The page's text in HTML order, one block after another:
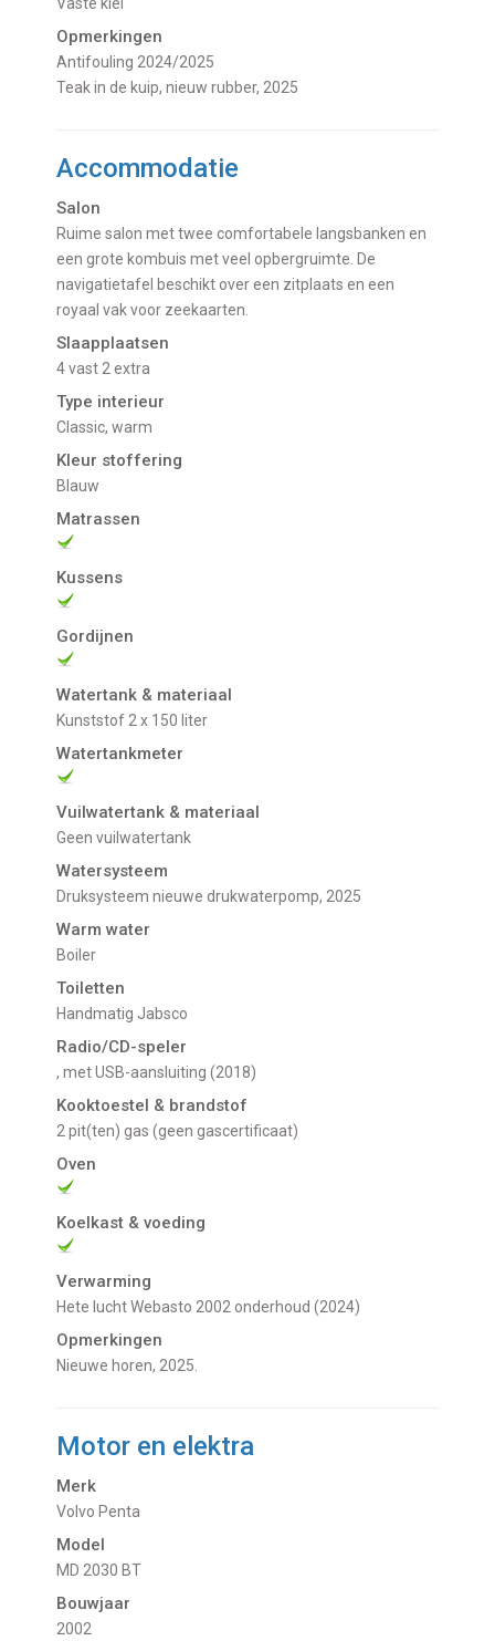
Opmerkingen
Antifouling 2024/2025
Teak in de kuip, nieuw rubber, 2025
Accommodatie
Salon
Ruime salon met twee comfortabele langsbanken en
een grote kombuis met veel opbergruimte. De
navigatietafel beschikt over een zitplaats en een
royaal vak voor zeekaarten.
Slaapplaatsen
4 vast 2 extra
Type interieur
Classic, warm
Kleur stoffering
Blauw
Matrassen
Kussens
Gordijnen
Watertank & materiaal
Kunststof 2 x 150 liter
Watertankmeter
Vuilwatertank & materiaal
Geen vuilwatertank
Watersysteem
Druksysteem nieuwe drukwaterpomp, 2025
Warm water
Boiler
Toiletten
Handmatig Jabsco
Radio/CD-speler
, met USB-aansluiting (2018)
Kooktoestel & brandstof
2 pit(ten) gas (geen gascertificaat)
Oven
Koelkast & voeding
Verwarming
Hete lucht Webasto 2002 onderhoud (2024)
Opmerkingen
Nieuwe horen, 2025.
Motor en elektra
Merk
Volvo Penta
Model
MD 2030 BT
Bouwjaar
2002